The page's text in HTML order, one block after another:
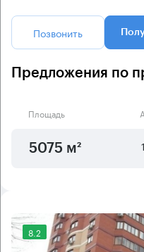
Позвонить
Предложения по
Площадь
5075 м²
8.2